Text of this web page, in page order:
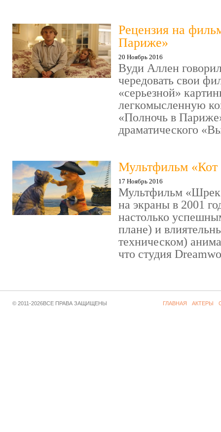
Рецензия на
Париже»
20 Ноябрь 2016
Вуди Аллен
чередовать свои
«серьезной»
легкомысленную
«Полночь в
драматического
Мультфильм «Кот
17 Ноябрь 2016
Мультфильм
на экраны в 2001
настолько
плане) и
техническом)
что студия
© 2011-2026ВСЕ ПРАВА ЗАЩИЩЕНЫ ГЛАВНАЯ АКТЕРЫ